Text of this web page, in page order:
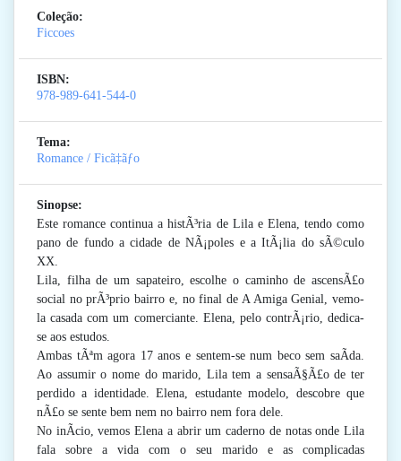
Coleção:
Ficcoes
ISBN:
978-989-641-544-0
Tema:
Romance / Ficã‡ãƒo
Sinopse:
Este romance continua a histÃ³ria de Lila e Elena, tendo como
pano de fundo a cidade de NÃ¡poles e a ItÃ¡lia do sÃ©culo
XX.
Lila, filha de um sapateiro, escolhe o caminho de ascensÃ£o
social no prÃ³prio bairro e, no final de A Amiga Genial, vemo-
la casada com um comerciante. Elena, pelo contrÃ¡rio, dedica-
se aos estudos.
Ambas tÃªm agora 17 anos e sentem-se num beco sem saÃ­da.
Ao assumir o nome do marido, Lila tem a sensaÃ§Ã£o de ter
perdido a identidade. Elena, estudante modelo, descobre que
nÃ£o se sente bem nem no bairro nem fora dele.
No inÃ­cio, vemos Elena a abrir um caderno de notas onde Lila
fala sobre a vida com o seu marido e as complicadas